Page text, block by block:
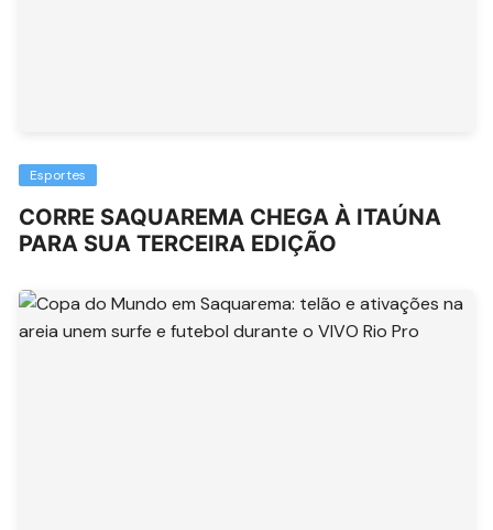
Esportes
CORRE SAQUAREMA CHEGA À ITAÚNA
PARA SUA TERCEIRA EDIÇÃO